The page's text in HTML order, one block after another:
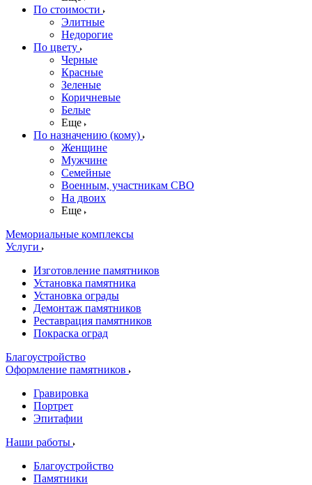
По стоимости
Элитные
Недорогие
По цвету
Черные
Красные
Зеленые
Коричневые
Белые
Еще
По назначению (кому)
Женщине
Мужчине
Семейные
Военным, участникам СВО
На двоих
Еще
Мемориальные комплексы
Услуги
Изготовление памятников
Установка памятника
Установка ограды
Демонтаж памятников
Реставрация памятников
Покраска оград
Благоустройство
Оформление памятников
Гравировка
Портрет
Эпитафии
Наши работы
Благоустройство
Памятники